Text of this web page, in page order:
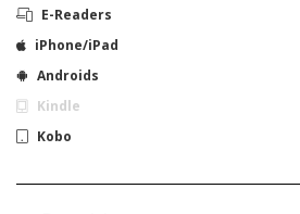
E-Readers
iPhone/iPad
Androids
Kindle
Kobo